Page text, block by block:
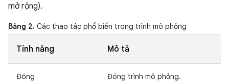
mở rộng).
Bảng 2. Các thao tác phổ biến trong trình mô phỏng
Tính năng Mô tả
Đóng Đóng trình mô phỏng.